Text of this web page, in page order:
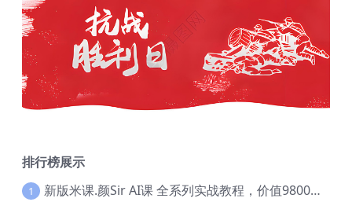
排行榜展示
1 新版米课.颜Sir AI课 全系列实战教程，价值9800，跨境首选！【Ag-0052】